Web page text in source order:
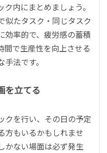
内にまとめましょう。
似たタスク・同じタスク
効率的で、疲労感の蓄積
間で生産性を向上させる
法です。
を立てる
クを行い、その日の予定
方もいるかもしれませ
かない場面は必ず発生